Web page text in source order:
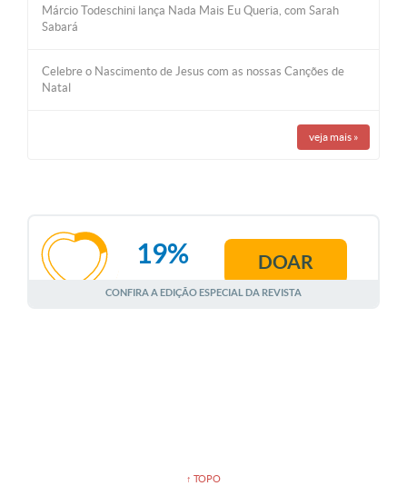
Márcio Todeschini lança Nada Mais Eu Queria, com Sarah
Sabará
Celebre o Nascimento de Jesus com as nossas Canções de
Natal
veja mais »
AGOSTO
19% DOAR
CONFIRA A EDIÇÃO ESPECIAL DA REVISTA
↑ TOPO